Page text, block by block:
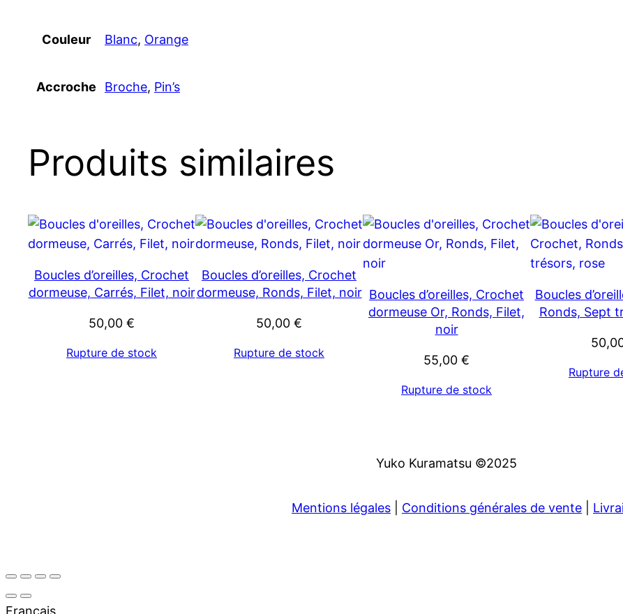
Couleur Blanc, Orange
Accroche Broche, Pin’s
Produits similaires
Boucles d’oreilles, Crochet
dormeuse, Carrés, Filet, noir
50,00 €
Rupture de stock
Boucles d’oreilles, Crochet
dormeuse, Ronds, Filet, noir
50,00 €
Rupture de stock
Boucles d’oreilles, Crochet
dormeuse Or, Ronds, Filet,
noir
55,00 €
Rupture de stock
Boucles
Ronds, Sept
Rupture
Yuko Kuramatsu ©2025
Mentions légales Conditions générales de vente
Français